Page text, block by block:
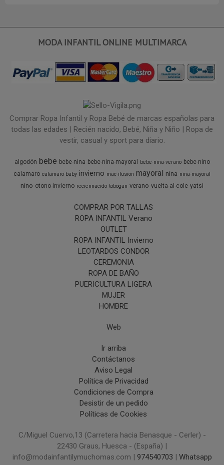
MODA INFANTIL ONLINE MULTIMARCA
Comprar Ropa Infantil y Ropa Bebé de marcas españolas para
todas las edades | Recién nacido, Bebé, Niña y Niño | Ropa de
vestir, casual y sport para diario.
algodón bebe bebe-nina bebe-nina-mayoral bebe-nina-verano bebe-nino
calamaro calamaro-baby invierno mac-ilusion mayoral nina nina-mayoral
nino otono-invierno reciennacido tobogan verano vuelta-al-cole yatsi
COMPRAR POR TALLAS
ROPA INFANTIL Verano
OUTLET
ROPA INFANTIL Invierno
LEOTARDOS CONDOR
CEREMONIA
ROPA DE BAÑO
PUERICULTURA LIGERA
MUJER
HOMBRE
Web
Ir arriba
Contáctanos
Aviso Legal
Política de Privacidad
Condiciones de Compra
Desistir de un pedido
Políticas de Cookies
C/Miguel Cuervo,13 (Carretera hacia Benasque - Cerler) -
22430 Graus, Huesca - (España) |
info@modainfantilymuchomas.com | 974540703 | Whatsapp